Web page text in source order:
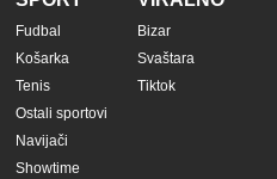
Fudbal
Košarka
Tenis
Ostali sportovi
Navijači
Showtime
Bizar
Svaštara
Tiktok